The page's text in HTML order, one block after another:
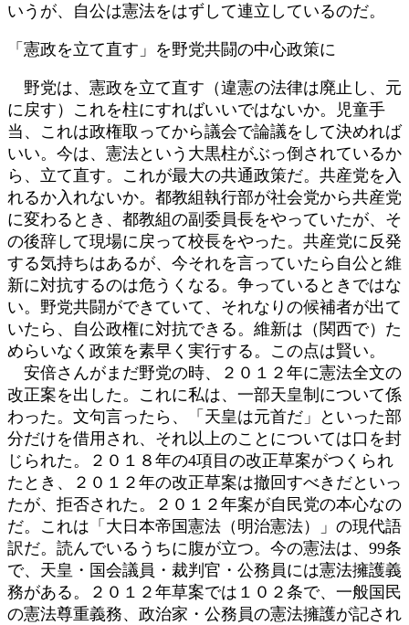
いうが、自公は憲法をはずして連立しているのだ。
「憲政を立て直す」を野党共闘の中心政策に
野党は、憲政を立て直す（違憲の法律は廃止し、元
に戻す）これを柱にすればいいではないか。児童手
当、これは政権取ってから議会で論議をして決めれば
いい。今は、憲法という大黒柱がぶっ倒されているか
ら、立て直す。これが最大の共通政策だ。共産党を入
れるか入れないか。都教組執行部が社会党から共産党
に変わるとき、都教組の副委員長をやっていたが、そ
の後辞して現場に戻って校長をやった。共産党に反発
する気持ちはあるが、今それを言っていたら自公と維
新に対抗するのは危うくなる。争っているときではな
い。野党共闘ができていて、それなりの候補者が出て
いたら、自公政権に対抗できる。維新は（関西で）た
めらいなく政策を素早く実行する。この点は賢い。
安倍さんがまだ野党の時、２０１２年に憲法全文の
改正案を出した。これに私は、一部天皇制について係
わった。文句言ったら、「天皇は元首だ」といった部
分だけを借用され、それ以上のことについては口を封
じられた。２０１８年の4項目の改正草案がつくられ
たとき、２０１２年の改正草案は撤回すべきだといっ
たが、拒否された。２０１２年案が自民党の本心なの
だ。これは「大日本帝国憲法（明治憲法）」の現代語
訳だ。読んでいるうちに腹が立つ。今の憲法は、99条
で、天皇・国会議員・裁判官・公務員には憲法擁護義
務がある。２０１２年草案では１０２条で、一般国民
の憲法尊重義務、政治家・公務員の憲法擁護が記され